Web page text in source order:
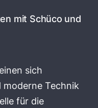
mit Schüco und
sich
Technik
für die